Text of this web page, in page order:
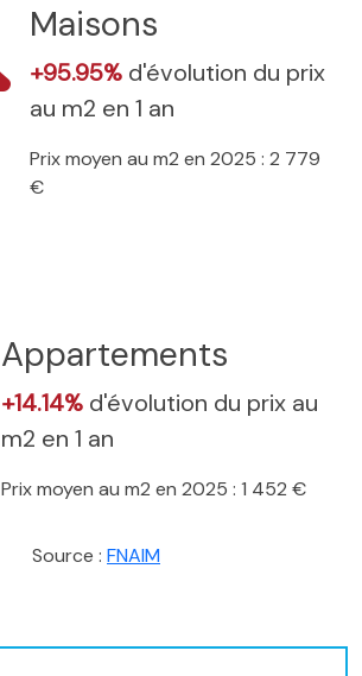
Maisons
+95.95% d'évolution du prix
au m2 en 1 an
Prix moyen au m2 en 2025 : 2 779
€
Appartements
+14.14% d'évolution du prix au
m2 en 1 an
Prix moyen au m2 en 2025 : 1 452 €
Source : FNAIM